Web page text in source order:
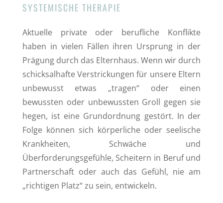
SYSTEMISCHE THERAPIE
Aktuelle private oder berufliche Konflikte
haben in vielen Fällen ihren Ursprung in der
Prägung durch das Elternhaus. Wenn wir durch
schicksalhafte Verstrickungen für unsere Eltern
unbewusst etwas „tragen“ oder einen
bewussten oder unbewussten Groll gegen sie
hegen, ist eine Grundordnung gestört. In der
Folge können sich körperliche oder seelische
Krankheiten, Schwäche und
Überforderungsgefühle, Scheitern in Beruf und
Partnerschaft oder auch das Gefühl, nie am
„richtigen Platz“ zu sein, entwickeln.